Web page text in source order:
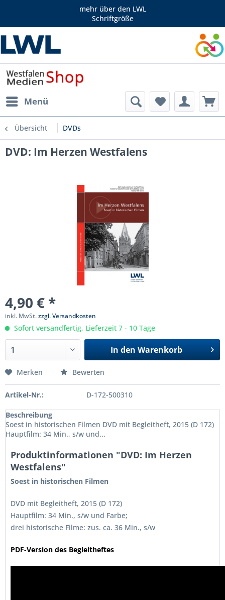
mehr über den LWL
Schriftgröße
Menü
Übersicht DVDs
DVD: Im Herzen Westfalens
4,90 € *
inkl. MwSt.zzgl. Versandkosten
Sofort versandfertig, Lieferzeit 7 - 10 Tage
In den Warenkorb
Merken Bewerten
Artikel-Nr.: D-172-500310
Beschreibung
Soest in historischen Filmen DVD mit Begleitheft, 2015 (D 172)
Hauptfilm: 34 Min., s/w und...
Produktinformationen "DVD: Im Herzen
Westfalens"
Soest in historischen Filmen
DVD mit Begleitheft, 2015 (D 172)
Hauptfilm: 34 Min., s/w und Farbe;
drei historische Filme: zus. ca. 36 Min., s/w
PDF-Version des Begleitheftes